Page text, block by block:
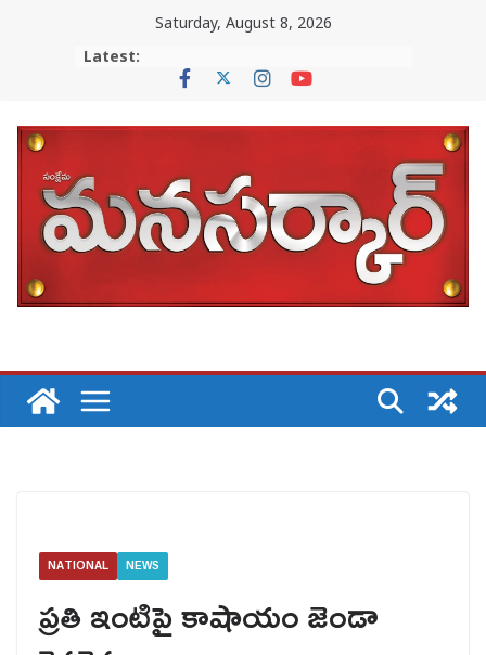
Saturday, August 8, 2026
Latest:
NATIONAL NEWS
ప్రతి ఇంటిపై కాషాయం జెండా